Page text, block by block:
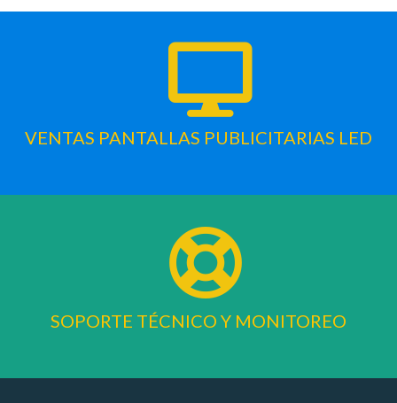
VENTAS PANTALLAS PUBLICITARIAS LED
SOPORTE TÉCNICO Y MONITOREO